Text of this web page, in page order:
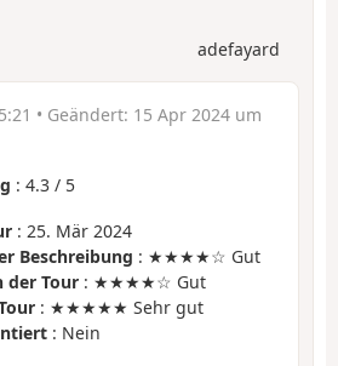
adefayard
• Geändert: 15 Apr 2024 um
: 4.3 / 5
: 25. Mär 2024
Beschreibung : ★★★★☆ Gut
der Tour : ★★★★☆ Gut
: ★★★★★ Sehr gut
: Nein